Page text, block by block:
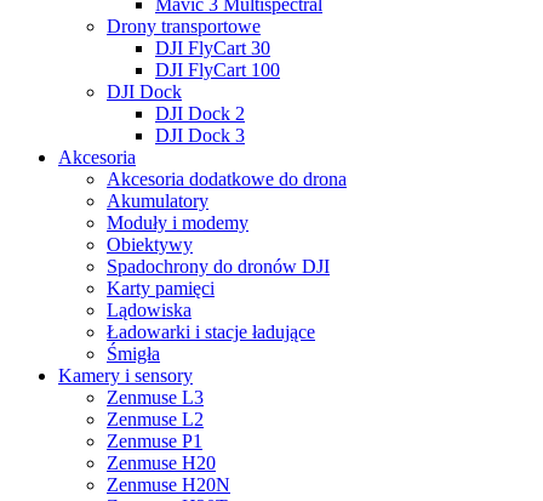
Mavic 3 Multispectral
Drony transportowe
DJI FlyCart 30
DJI FlyCart 100
DJI Dock
DJI Dock 2
DJI Dock 3
Akcesoria
Akcesoria dodatkowe do drona
Akumulatory
Moduły i modemy
Obiektywy
Spadochrony do dronów DJI
Karty pamięci
Lądowiska
Ładowarki i stacje ładujące
Śmigła
Kamery i sensory
Zenmuse L3
Zenmuse L2
Zenmuse P1
Zenmuse H20
Zenmuse H20N